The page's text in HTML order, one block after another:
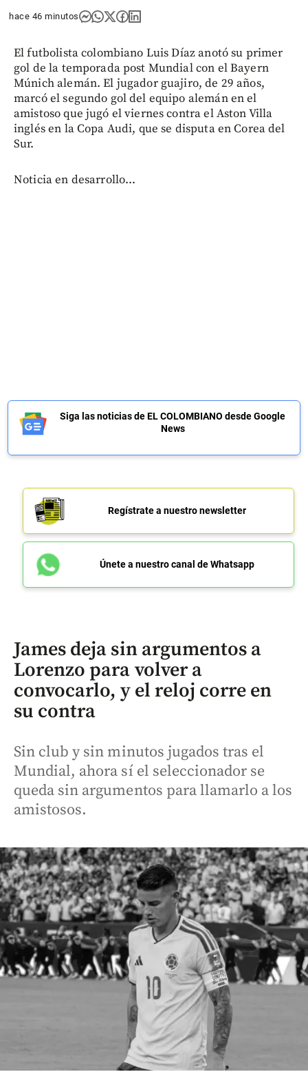
hace 46 minutos
El futbolista colombiano Luis Díaz anotó su primer
gol de la temporada post Mundial con el Bayern
Múnich alemán. El jugador guajiro, de 29 años,
marcó el segundo gol del equipo alemán en el
amistoso que jugó el viernes contra el Aston Villa
inglés en la Copa Audi, que se disputa en Corea del
Sur.
Noticia en desarrollo...
Siga las noticias de EL COLOMBIANO desde Google
News
Regístrate a nuestro newsletter
Únete a nuestro canal de Whatsapp
James deja sin argumentos a
Lorenzo para volver a
convocarlo, y el reloj corre en
su contra
Sin club y sin minutos jugados tras el
Mundial, ahora sí el seleccionador se
queda sin argumentos para llamarlo a los
amistosos.